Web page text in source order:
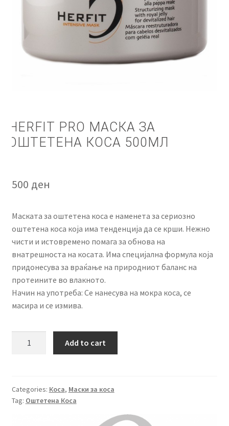
НАШИ БРЕНДОВИ ЗА КОЗМЕТИКА И ФРИЗЕРАЈ
ПЛАЌАЊЕ
ПРОИЗВОДИ
HERFIT PRO МАСКА ЗА
ОШТЕТЕНА КОСА 500МЛ
500 ден
Маската за оштетена коса е наменета за сериозно
оштетена коса која има тенденција да се крши. Нежно
чисти и истовремено помага за обнова на
внатрешноста на косата. Има специјална формула која
придонесува за враќање на природниот баланс на
протеините во влакното.
Начин на употреба: Се нанесува на мокра коса, се
масира и се измива.
Оштетена
Коса
Add to cart
Categories: Коса, Маски за коса
Tag: Оштетена Коса